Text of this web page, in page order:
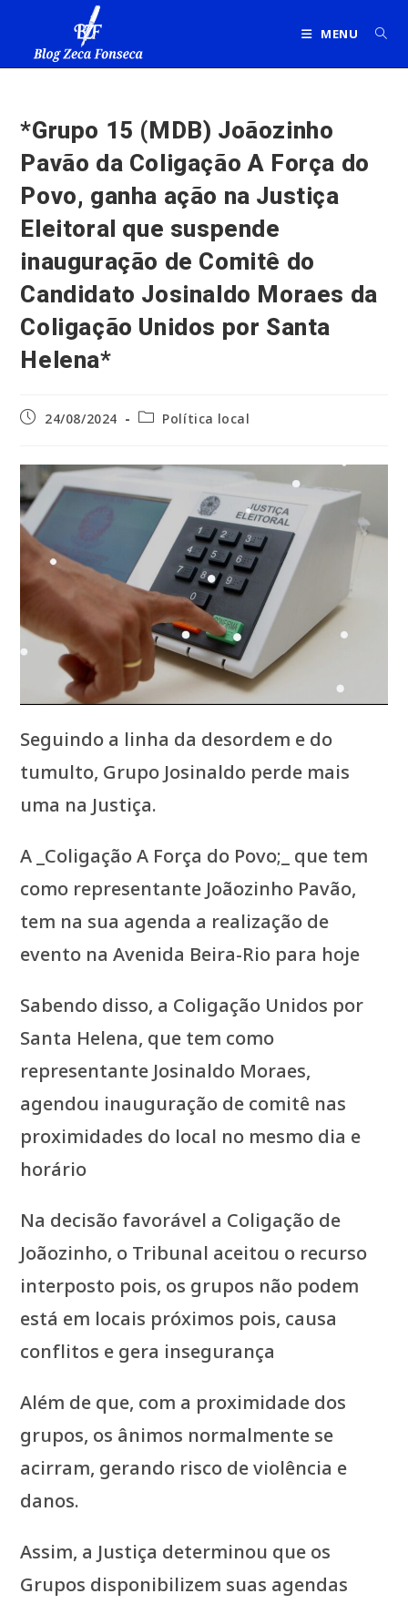
MENU
*Grupo 15 (MDB) Joãozinho
Pavão da Coligação A Força do
Povo, ganha ação na Justiça
Eleitoral que suspende
inauguração de Comitê do
Candidato Josinaldo Moraes da
Coligação Unidos por Santa
Helena*
Post24/08/2024
Categoria
Política local
Seguindo a linha da desordem e do
tumulto, Grupo Josinaldo perde mais
uma na Justiça.
A _Coligação A Força do Povo;_ que tem
como representante Joãozinho Pavão,
tem na sua agenda a realização de
evento na Avenida Beira-Rio para hoje
Sabendo disso, a Coligação Unidos por
Santa Helena, que tem como
representante Josinaldo Moraes,
agendou inauguração de comitê nas
proximidades do local no mesmo dia e
horário
Na decisão favorável a Coligação de
Joãozinho, o Tribunal aceitou o recurso
interposto pois, os grupos não podem
está em locais próximos pois, causa
conflitos e gera insegurança
Além de que, com a proximidade dos
grupos, os ânimos normalmente se
acirram, gerando risco de violência e
danos.
Assim, a Justiça determinou que os
Grupos disponibilizem suas agendas